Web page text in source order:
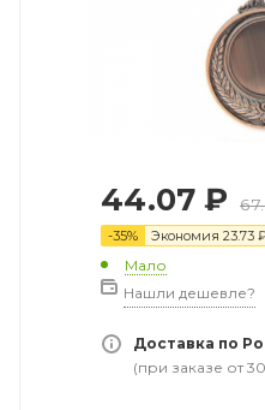
44.07 ₽
-35% Экономия 23.73
Мало
Нашли дешевле?
Доставка по
(при заказе от